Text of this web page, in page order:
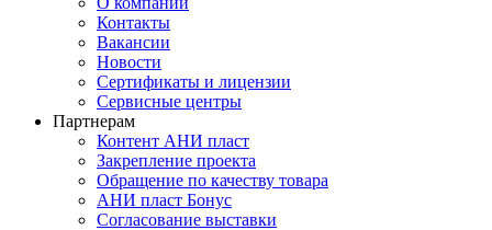
Контакты
Вакансии
Новости
Сертификаты и лицензии
Сервисные центры
Партнерам
Контент АНИ пласт
Закрепление проекта
Обращение по качеству товара
АНИ пласт Бонус
Согласование выставки